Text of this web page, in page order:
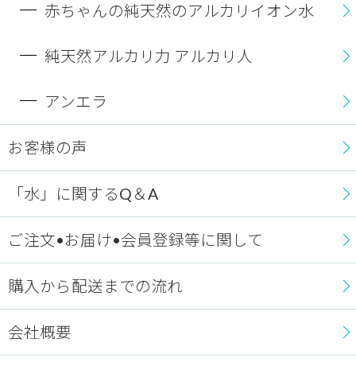
赤ちゃんの純天然のアルカリイオン水
純天然アルカリ力 アルカリ人
アンエラ
お客様の声
「水」に関するQ＆A
ご注文•お届け•会員登録等に関して
購入から配送までの流れ
会社概要